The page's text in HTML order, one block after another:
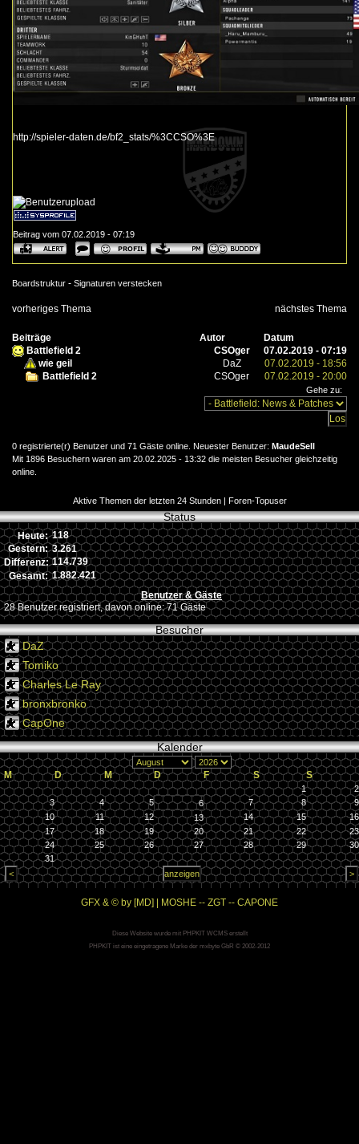
http://spieler-daten.de/bf2_stats/%3CCSO%3E
Beitrag vom 07.02.2019 - 07:19
Boardstruktur - Signaturen verstecken
vorheriges Thema nächstes Thema
Beiträge Autor
Datum
Battlefield 2
CSOger
07.02.2019 - 07:19
wie geil
DaZ
07.02.2019 - 18:56
Battlefield 2
CSOger 07.02.2019 - 20:00
Gehe zu:
0 registrierte(r) Benutzer und 71 Gäste online. Neuester Benutzer: MaudeSell
Mit 1896 Besuchern waren am 20.02.2025 - 13:32 die meisten Besucher gleichzeitig
online.
Aktive Themen der letzten 24 Stunden| Foren-Topuser
Status
Heute: 118
Gestern: 3.261
Differenz: 114.739
Gesamt: 1.882.421
Benutzer & Gäste
28 Benutzer registriert, davon online: 71 Gäste
Besucher
DaZ
Tomiko
Charles Le Ray
bronxbronko
CapOne
Kalender
M D M D F S S
1
2
3
4 5 6 7 8
9
10
11 12 13 14 15
16
17
18 19 20 21 22
23
24
25 26 27 28 29
30
31
GFX & © by [MD] | MOSHE -- ZGT -- CAPONE
Diese Website wurde mit PHPKIT WCMS erstellt
PHPKIT ist eine eingetragene Marke der mxbyte GbR © 2002-2012